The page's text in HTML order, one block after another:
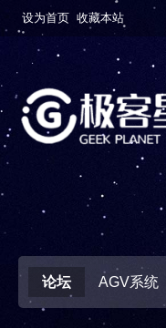
设为首页 收藏本站
论坛 AGV系统